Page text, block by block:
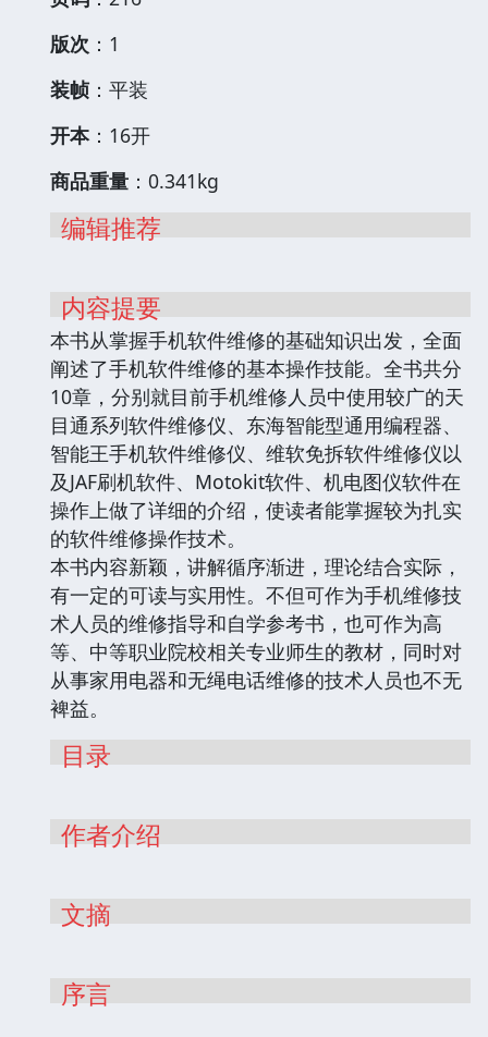
版次 ：1
装帧 ：平装
开本：16开
商品重量 ：0.341kg
编辑推荐
内容提要
本书从掌握手机软件维修的基础知识出发，全面
阐述了手机软件维修的基本操作技能。全书共分
10章，分别就目前手机维修人员中使用较广的天
目通系列软件维修仪、东海智能型通用编程器、
智能王手机软件维修仪、维软免拆软件维修仪以
及JAF刷机软件、Motokit软件、机电图仪软件在
操作上做了详细的介绍，使读者能掌握较为扎实
的软件维修操作技术。
本书内容新颖，讲解循序渐进，理论结合实际，
有一定的可读与实用性。不但可作为手机维修技
术人员的维修指导和自学参考书，也可作为高
等、中等职业院校相关专业师生的教材，同时对
从事家用电器和无绳电话维修的技术人员也不无
裨益。
目录
作者介绍
文摘
序言